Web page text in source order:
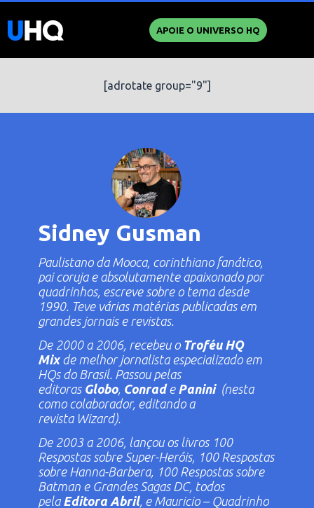
APOIE O UNIVERSO HQ
[adrotate group="9"]
Sidney Gusman
Paulistano da Mooca, corinthiano fanático,
pai coruja e absolutamente apaixonado por
quadrinhos, escreve sobre o tema desde
1990. Teve várias matérias publicadas em
grandes jornais e revistas.
De 2000 a 2006, recebeu o Troféu HQ
Mixde melhor jornalista especializado em
HQs do Brasil. Passou pelas
editoras Globo, Conrade Panini (nesta
como colaborador, editando a
revista Wizard).
De 2003 a 2006, lançou os livros 100
Respostas sobre Super-Heróis, 100 Respostas
sobre Hanna-Barbera, 100 Respostas sobre
Batmane Grandes Sagas DC, todos
pela Editora Abril, e Mauricio – Quadrinho